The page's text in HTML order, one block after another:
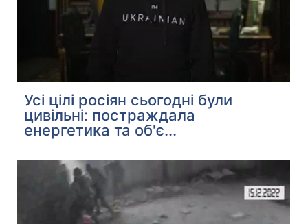
Усі цілі росіян сьогодні були
цивільні: постраждала
енергетика та об'є...